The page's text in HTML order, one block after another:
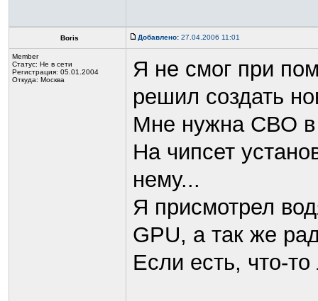
Boris Добавлено: 27.04.2006 11:01
Member
Статус: Не в сети
Регистрация: 05.01.2004
Откуда: Москва
Я не смог при
решил создать
Мне нужна СВО в
На чипсет
нему...
Я присмотрел
GPU, а так же
Если есть, что-